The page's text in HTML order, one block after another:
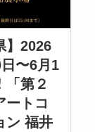
】2026
〜6月1
「第２
ートコ
ン 福井